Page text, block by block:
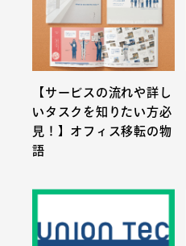
【サービスの流れや詳し
いタスクを知りたい方必
見！】オフィス移転の物
語